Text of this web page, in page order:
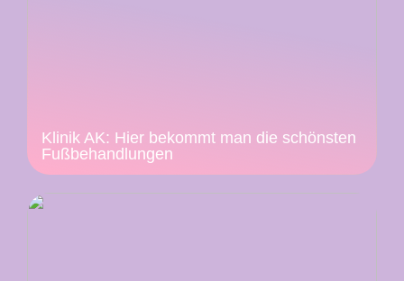
Klinik AK: Hier bekommt man die schönsten
Fußbehandlungen